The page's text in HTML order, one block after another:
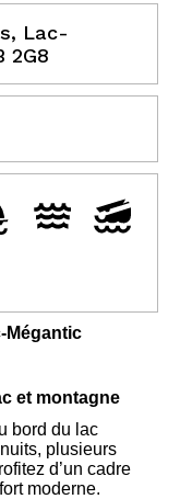
Lac-
2G8
Mégantic
et montagne
bord du lac
plusieurs
d’un cadre
moderne.